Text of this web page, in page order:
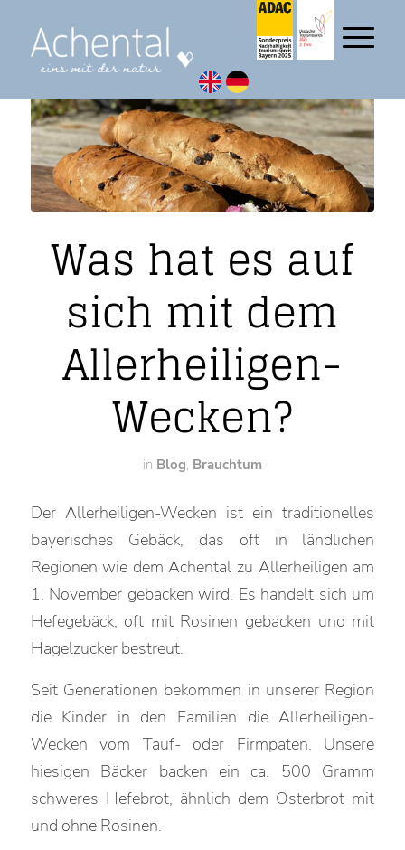
Was hat es auf
sich mit dem
Allerheiligen-
Wecken?
in Blog, Brauchtum
Der Allerheiligen-Wecken ist ein traditionelles
bayerisches Gebäck, das oft in ländlichen
Regionen wie dem Achental zu Allerheiligen am
1. November gebacken wird. Es handelt sich um
Hefegebäck, oft mit Rosinen gebacken und mit
Hagelzucker bestreut.
Seit Generationen bekommen in unserer Region
die Kinder in den Familien die Allerheiligen-
Wecken vom Tauf- oder Firmpaten. Unsere
hiesigen Bäcker backen ein ca. 500 Gramm
schweres Hefebrot, ähnlich dem Osterbrot mit
und ohne Rosinen.